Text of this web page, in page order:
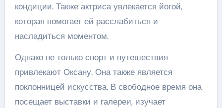
кондиции. Также актриса увлекается йогой,
которая помогает ей расслабиться и
насладиться моментом.
Однако не только спорт и путешествия
привлекают Оксану. Она также является
поклонницей искусства. В свободное время она
посещает выставки и галереи, изучает